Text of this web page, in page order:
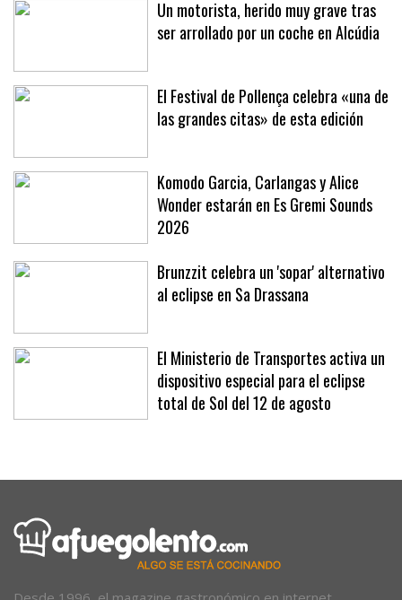
Un motorista, herido muy grave tras
El Festival de Pollença celebra «una de
Komodo Garcia, Carlangas y Alice
Wonder estarán en Es Gremi Sounds
2026
Brunzzit celebra un 'sopar' alternativo
El Ministerio de Transportes activa un
dispositivo especial para el eclipse